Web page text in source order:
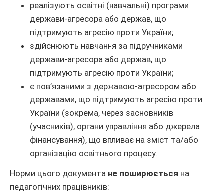
реалізують освітні (навчальні) програми
держави-агресора або держав, що
підтримують агресію проти України;
здійснюють навчання за підручниками
держави-агресора або держав, що
підтримують агресію проти України;
є пов’язаними з державою-агресором або
державами, що підтримують агресію проти
України (зокрема, через засновників
(учасників), органи управління або джерела
фінансування), що впливає на зміст та/або
організацію освітнього процесу.
Норми цього документа не поширюється на
педагогічних працівників: